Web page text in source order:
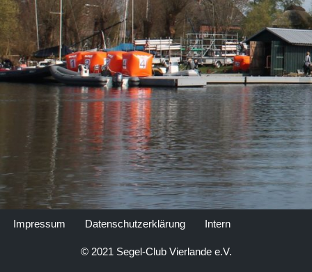
Impressum Datenschutzerklärung Intern
© 2021 Segel-Club Vierlande e.V.